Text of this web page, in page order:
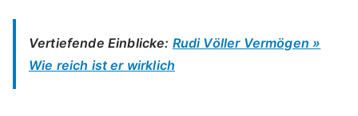
Vertiefende Einblicke: Rudi Völler Vermögen »
Wie reich ist er wirklich